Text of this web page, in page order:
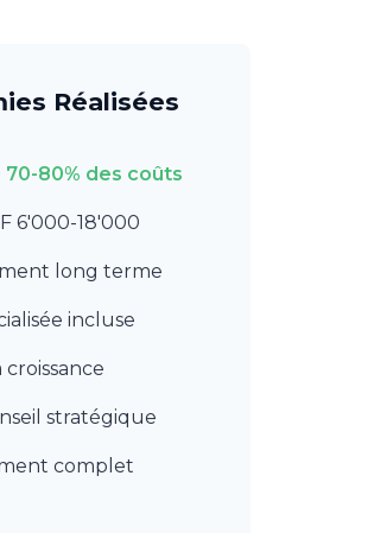
Réalisées
80% des coûts
6'000-18'000
long terme
incluse
croissance
stratégique
complet